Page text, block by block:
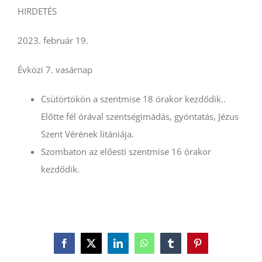
HIRDETÉS
2023. február 19.
Évközi 7. vasárnap
Csütörtökön a szentmise 18 órakor kezdődik..
Előtte fél órával szentségimádás, gyóntatás, Jézus
Szent Vérének litániája.
Szombaton az előesti szentmise 16 órakor
kezdődik.
Facebook
X LinkedInWhatsAppTumblrPinterest